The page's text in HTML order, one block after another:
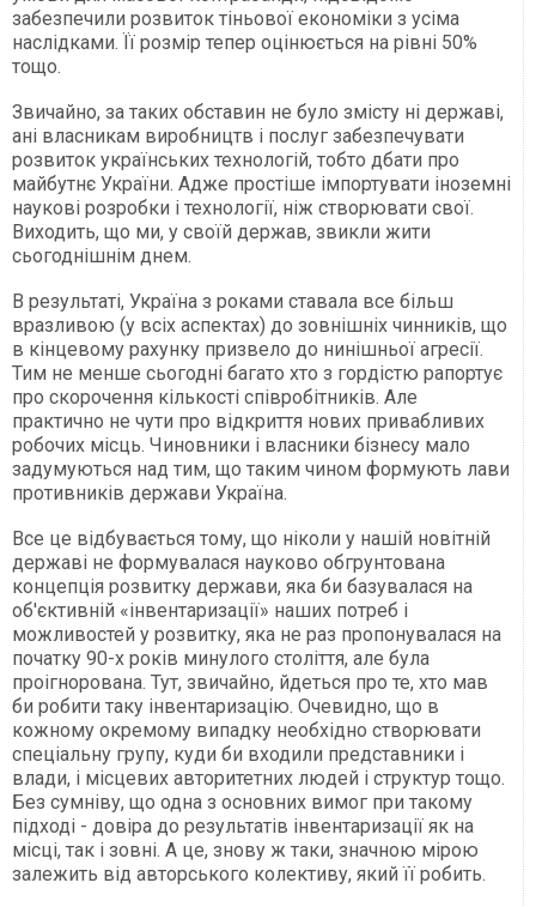
забезпечили розвиток тіньової економіки з усіма
наслідками. Її розмір тепер оцінюється на рівні 50%
тощо.
Звичайно, за таких обставин не було змісту ні державі,
ані власникам виробництв і послуг забезпечувати
розвиток українських технологій, тобто дбати про
майбутнє України. Адже простіше імпортувати іноземні
наукові розробки і технології, ніж створювати свої.
Виходить, що ми, у своїй держав, звикли жити
сьогоднішнім днем.
В результаті, Україна з роками ставала все більш
вразливою (у всіх аспектах) до зовнішніх чинників, що
в кінцевому рахунку призвело до нинішньої агресії.
Тим не менше сьогодні багато хто з гордістю рапортує
про скорочення кількості співробітників. Але
практично не чути про відкриття нових привабливих
робочих місць. Чиновники і власники бізнесу мало
задумуються над тим, що таким чином формують лави
противників держави Україна.
Все це відбувається тому, що ніколи у нашій новітній
державі не формувалася науково обгрунтована
концепція розвитку держави, яка би базувалася на
об'єктивній «інвентаризації» наших потреб і
можливостей у розвитку, яка не раз пропонувалася на
початку 90-х років минулого століття, але була
проігнорована. Тут, звичайно, йдеться про те, хто мав
би робити таку інвентаризацію. Очевидно, що в
кожному окремому випадку необхідно створювати
спеціальну групу, куди би входили представники і
влади, і місцевих авторитетних людей і структур тощо.
Без сумніву, що одна з основних вимог при такому
підході - довіра до результатів інвентаризації як на
місці, так і зовні. А це, знову ж таки, значною мірою
залежить від авторського колективу, який її робить.